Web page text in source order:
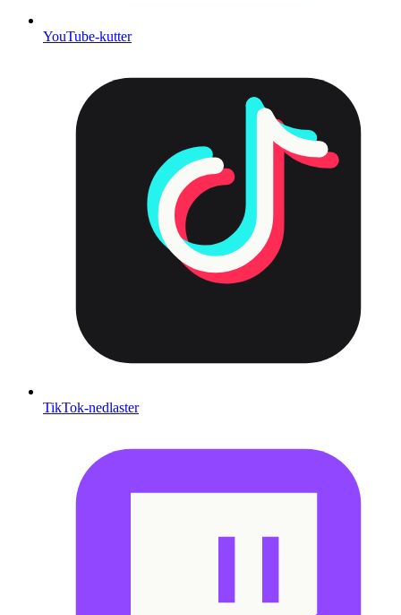
YouTube-kutter
TikTok-nedlaster